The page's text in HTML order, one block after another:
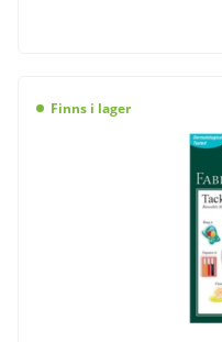
Finns i lager